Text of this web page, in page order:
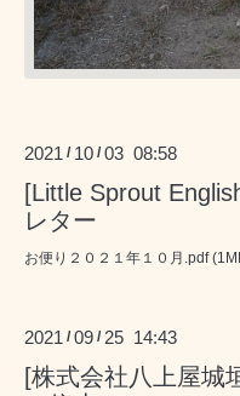
2021 / 10 /03 08:58
[Little Sprout
レター
お便り２０２１年１０月.pdf
2021 /09 / 25 14:43
[株式会社八上屋城